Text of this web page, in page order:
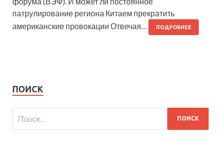
патрулирование региона Китаем прекратить
американские провокации Отвечая…
ПОДРОБНЕЕ
ПОИСК